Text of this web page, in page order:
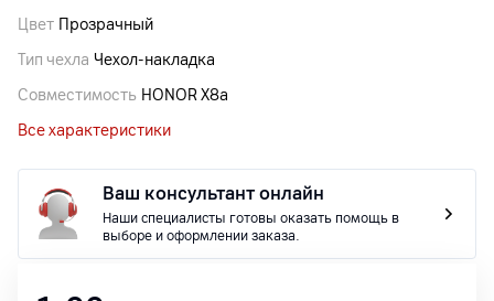
Цвет Прозрачный
Тип чехла Чехол-накладка
Совместимость HONOR X8a
Все характеристики
Ваш консультант онлайн
Наши специалисты готовы оказать помощь в
выборе и оформлении заказа.